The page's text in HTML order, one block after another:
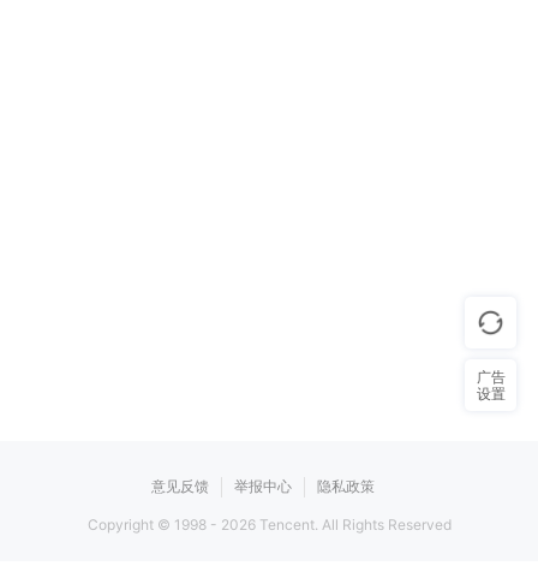
意见反馈 举报中心 隐私政策
Copyright © 1998 - 2026Tencent. All Rights Reserved
广告
设置